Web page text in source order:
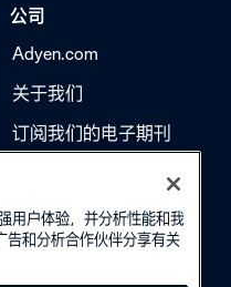
公司
Adyen.com
关于我们
订阅我们的电子期刊
用户体验，并分析性能和我
告和分析合作伙伴分享有关